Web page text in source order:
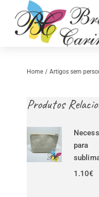
content
Retrosaria
Home Artigos sem
Produtos
para
1.10€